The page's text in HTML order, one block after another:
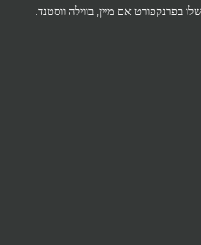
בפרנקפורט אם מיין, בווילה ווסטנד.